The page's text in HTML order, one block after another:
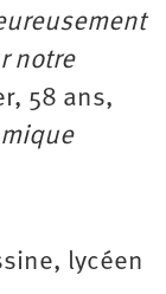
notre
58 ans,
lycéen